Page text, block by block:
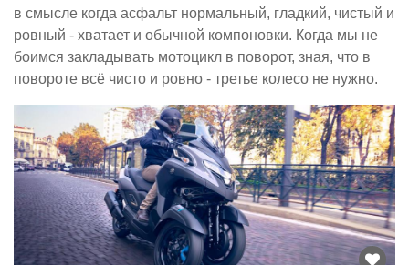
в смысле когда асфальт нормальный, гладкий, чистый и
ровный - хватает и обычной компоновки. Когда мы не
боимся закладывать мотоцикл в поворот, зная, что в
повороте всё чисто и ровно - третье колесо не нужно.